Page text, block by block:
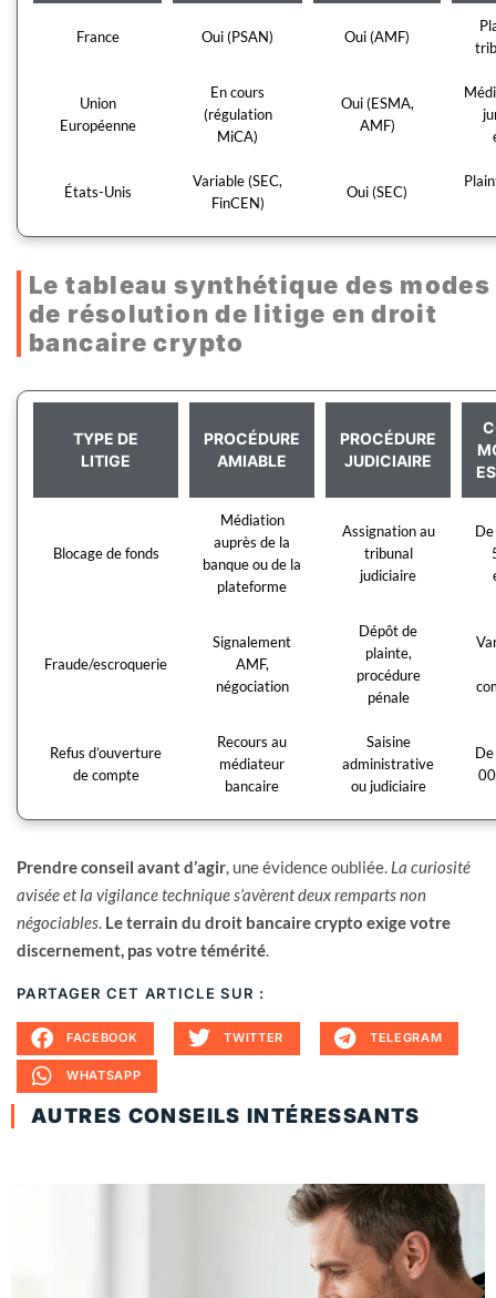
France Oui (PSAN) Oui (AMF)
Union
Européenne
En cours
(régulation
MiCA)
Oui (ESMA,
AMF)
États-Unis
Variable (SEC,
FinCEN)
Oui (SEC)
Le tableau synthétique des modes
de résolution de litige en droit
bancaire crypto
TYPE DE
LITIGE
PROCÉDURE
AMIABLE
PROCÉDURE
JUDICIAIRE
Blocage de fonds
Médiation
auprès de la
banque ou de la
plateforme
Assignation au
tribunal
judiciaire
Fraude/escroquerie
Signalement
AMF,
négociation
Dépôt de
plainte,
procédure
pénale
Refus d’ouverture
de compte
Recours au
médiateur
bancaire
Saisine
administrative
ou judiciaire
Prendre conseil avant d’agir, une évidence oubliée. La curiosité
avisée et la vigilance technique s’avèrent deux remparts non
négociables. Le terrain du droit bancaire crypto exige votre
discernement, pas votre témérité.
PARTAGER CET ARTICLE SUR :
FACEBOOK TWITTER TELEGRAM
WHATSAPP
AUTRES CONSEILS INTÉRESSANTS